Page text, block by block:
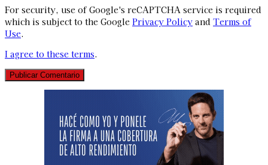
For security, use of Google's reCAPTCHA service is required
which is subject to the Google Privacy Policy and Terms of
Use.
I agree to these terms.